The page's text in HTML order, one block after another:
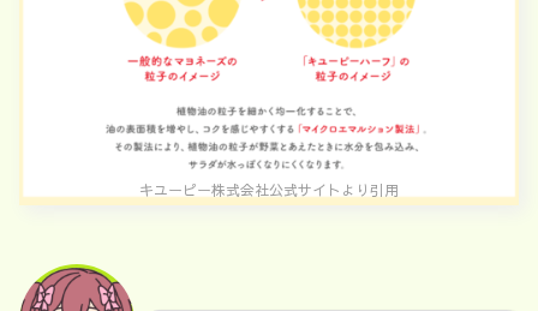
キユーピー株式会社公式サイトより引用